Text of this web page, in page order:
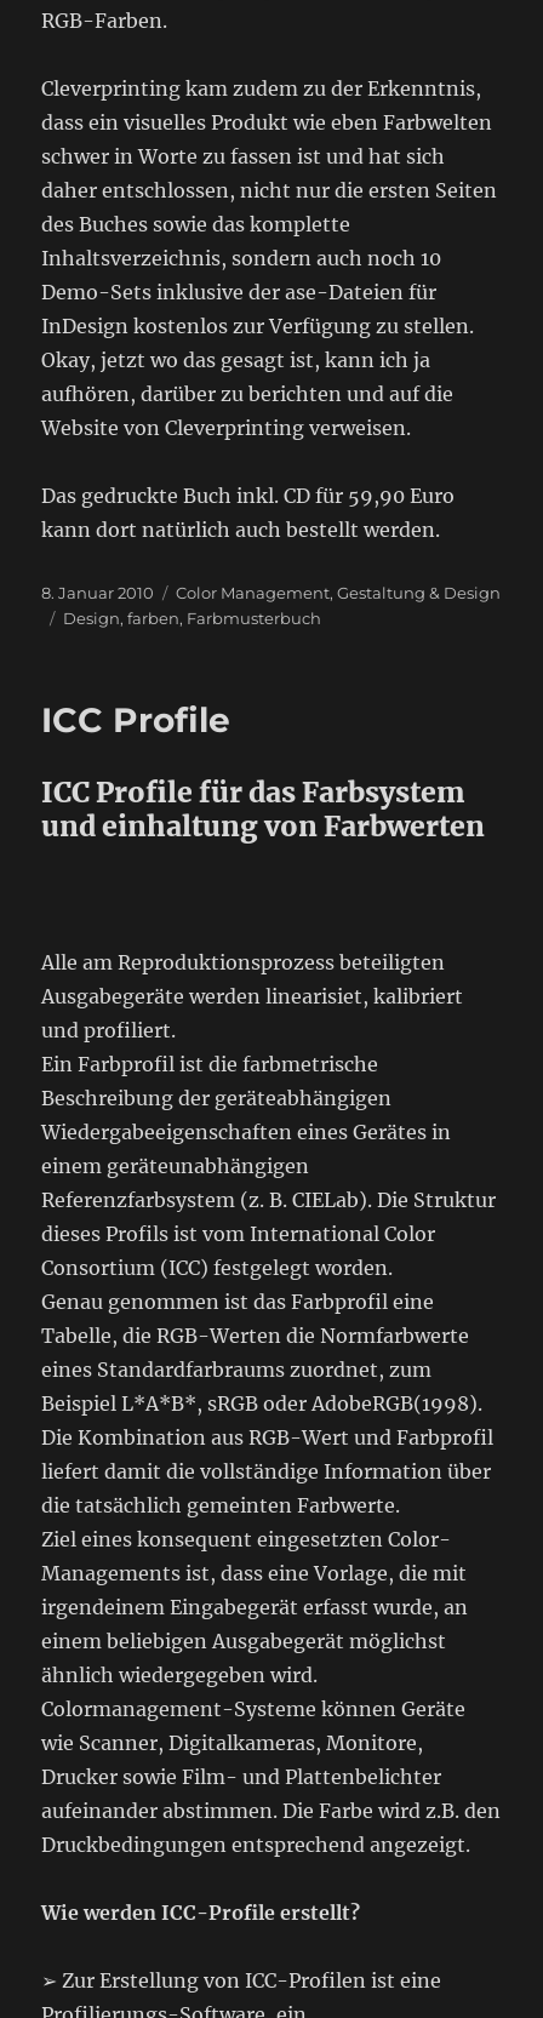
RGB-Farben.
Cleverprinting kam zudem zu der Erkenntnis,
dass ein visuelles Produkt wie eben Farbwelten
schwer in Worte zu fassen ist und hat sich
daher entschlossen, nicht nur die ersten Seiten
des Buches sowie das komplette
Inhaltsverzeichnis, sondern auch noch 10
Demo-Sets inklusive der ase-Dateien für
InDesign kostenlos zur Verfügung zu stellen.
Okay, jetzt wo das gesagt ist, kann ich ja
aufhören, darüber zu berichten und auf die
Website von Cleverprinting verweisen.
Das gedruckte Buch inkl. CD für 59,90 Euro
kann dort natürlich auch bestellt werden.
Veröffentlicht
am
8. Januar 2010 Kategorien
Color Management,Gestaltung & Design
Schlagwörter
Design,farben, Farbmusterbuch
ICC Profile
ICC Profile für das Farbsystem
und einhaltung von Farbwerten
Alle am Reproduktionsprozess beteiligten
Ausgabegeräte werden linearisiet, kalibriert
und profiliert.
Ein Farbprofil ist die farbmetrische
Beschreibung der geräteabhängigen
Wiedergabeeigenschaften eines Gerätes in
einem geräteunabhängigen
Referenzfarbsystem (z. B. CIELab). Die Struktur
dieses Profils ist vom International Color
Consortium (ICC) festgelegt worden.
Genau genommen ist das Farbprofil eine
Tabelle, die RGB-Werten die Normfarbwerte
eines Standardfarbraums zuordnet, zum
Beispiel L*A*B*, sRGB oder AdobeRGB(1998).
Die Kombination aus RGB-Wert und Farbprofil
liefert damit die vollständige Information über
die tatsächlich gemeinten Farbwerte.
Ziel eines konsequent eingesetzten Color-
Managements ist, dass eine Vorlage, die mit
irgendeinem Eingabegerät erfasst wurde, an
einem beliebigen Ausgabegerät möglichst
ähnlich wiedergegeben wird.
Colormanagement-Systeme können Geräte
wie Scanner, Digitalkameras, Monitore,
Drucker sowie Film- und Plattenbelichter
aufeinander abstimmen. Die Farbe wird z.B. den
Druckbedingungen entsprechend angezeigt.
Wie werden ICC-Profile erstellt?
➢ Zur Erstellung von ICC-Profilen ist eine